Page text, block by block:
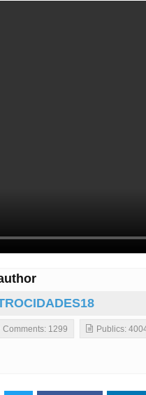
Comments: 1299 Publics: